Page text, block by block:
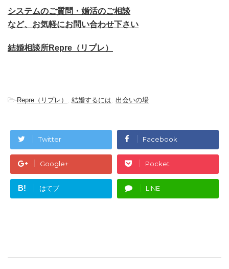
システムのご質問・婚活のご相談
など、お気軽にお問い合わせ下さい
結婚相談所Repre（リプレ）
-Repre（リプレ） 結婚するには 出会いの場
Twitter Facebook
Google+ Pocket
B! はてブ LINE